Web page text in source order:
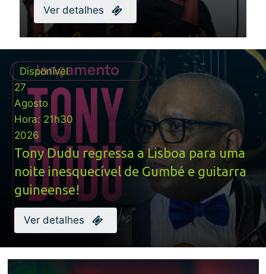
Ver detalhes
Disponível
27
Agosto
Hora: 21h30
2026
Tony Dudu regressa a Lisboa para uma
noite inesquecível de Gumbé e guitarra
guineense!
Ver detalhes